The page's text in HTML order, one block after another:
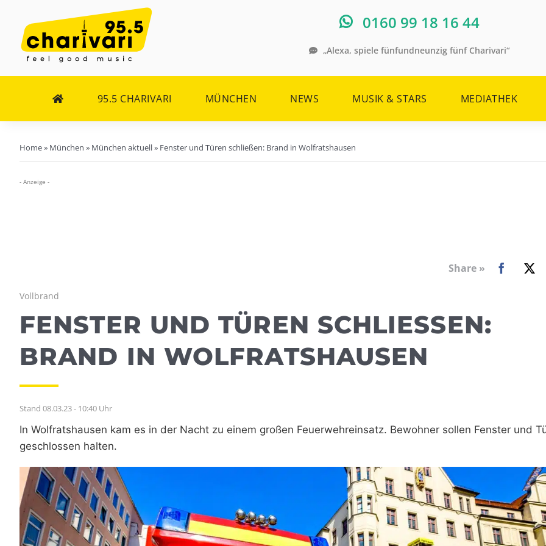
Inhalt
springen
0160 99 18 16 44
„Alexa, spiele fünfundneunzig fünf Charivari“
95.5 CHARIVARI MÜNCHEN NEWS MUSIK & STARS MEDIATHEK
Home» München » München aktuell» Fenster und Türen schließen: Brand in Wolfratshausen
- Anzeige -
Share »
Vollbrand
FENSTER UND TÜREN SCHLIESSEN: B
RAND IN WOLFRATSHAUSEN
Stand 08.03.23 - 10:40 Uhr
In Wolfratshausen kam es in der Nacht zu einem großen Feuerwehreinsatz. Bewohner sollen Fenster und
geschlossen halten.